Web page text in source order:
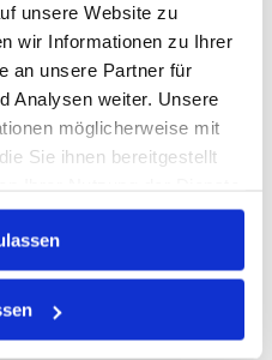
unsere Website zu
wir Informationen zu Ihrer
an unsere Partner für
Analysen weiter. Unsere
möglicherweise mit
Sie ihnen bereitgestellt